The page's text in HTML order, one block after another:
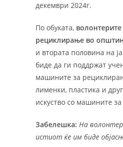
декември 2024г.
По обуката,
рециклирање во
и втората половина на
биде да ги поддржат
машините за
лименки, пластика и
искуство со машините
Забелешкa: На
истиот ќе им биде